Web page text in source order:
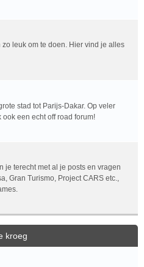
leuk om te doen. Hier vind je alles
stad tot Parijs-Dakar. Op veler
een echt off road forum!
je terecht met al je posts en vragen
Gran Turismo, Project CARS etc.,
kroeg